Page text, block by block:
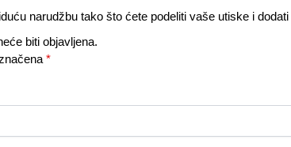
narudžbu tako što ćete podeliti vaše utiske i dodati
biti objavljena.
*